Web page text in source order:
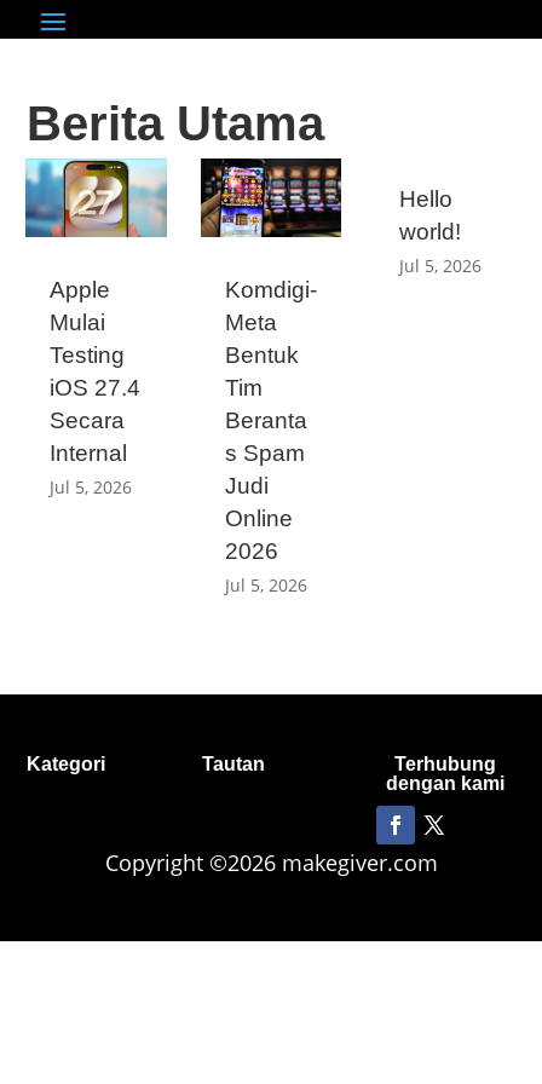
Berita Utama
Apple
Mulai
Testing
iOS 27.4
Secara
Internal
Jul 5, 2026
Komdigi-
Meta
Bentuk
Tim
Beranta
s Spam
Judi
Online
2026
Jul 5, 2026
Hello
world!
Jul 5, 2026
Kategori Tautan
Terhubung
dengan kami
Copyright ©2026 makegiver.com